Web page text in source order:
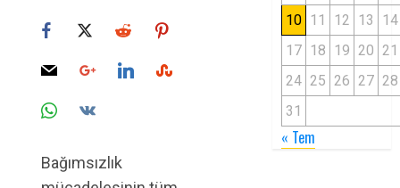
Bağımsızlık
10 11 12 13
14
17 18 19 20 21
24 25 26 27 28
31
« Tem